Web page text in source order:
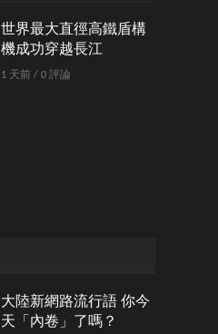
世界最大直徑高鐵盾構
機成功穿越長江
1 天前 / 0 評論
大陸新網路流行語 你今
天「內卷」了嗎？